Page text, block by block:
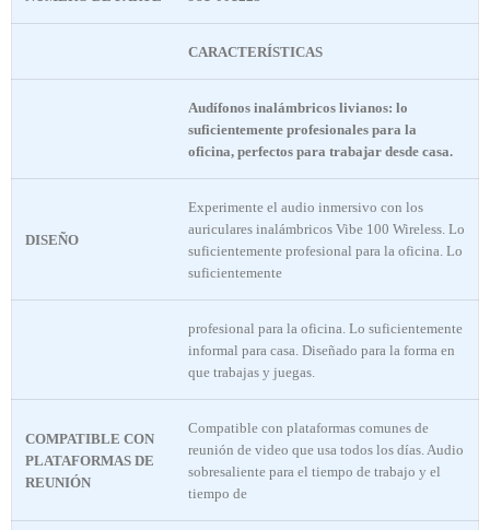
CARACTERÍSTICAS
Audífonos inalámbricos livianos: lo
suficientemente profesionales para la
oficina, perfectos para trabajar desde casa.
DISEÑO
Experimente el audio inmersivo con los
auriculares inalámbricos Vibe 100 Wireless. Lo
suficientemente profesional para la oficina. Lo
suficientemente
profesional para la oficina. Lo suficientemente
informal para casa. Diseñado para la forma en
que trabajas y juegas.
COMPATIBLE CON
PLATAFORMAS DE
REUNIÓN
Compatible con plataformas comunes de
reunión de video que usa todos los días. Audio
sobresaliente para el tiempo de trabajo y el
tiempo de